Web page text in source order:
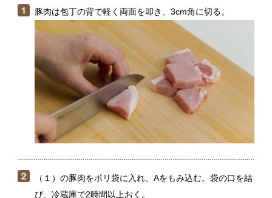
（１）の豚肉をポリ袋に入れ、Aをもみ込む。袋の口を結
び、冷蔵庫で2時間以上おく。